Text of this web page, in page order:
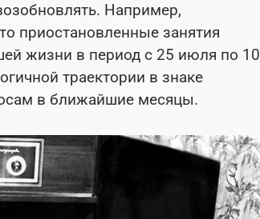
Например,
приостановленные занятия
жизни в период с 25 июля по 10
траектории в знаке
в ближайшие месяцы.